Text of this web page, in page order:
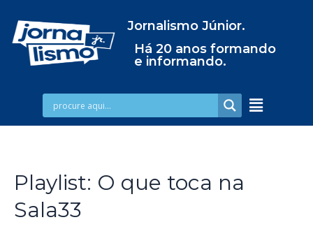
Jornalismo Júnior.
Há 20 anos formando
e informando.
Playlist: O que toca na
Sala33